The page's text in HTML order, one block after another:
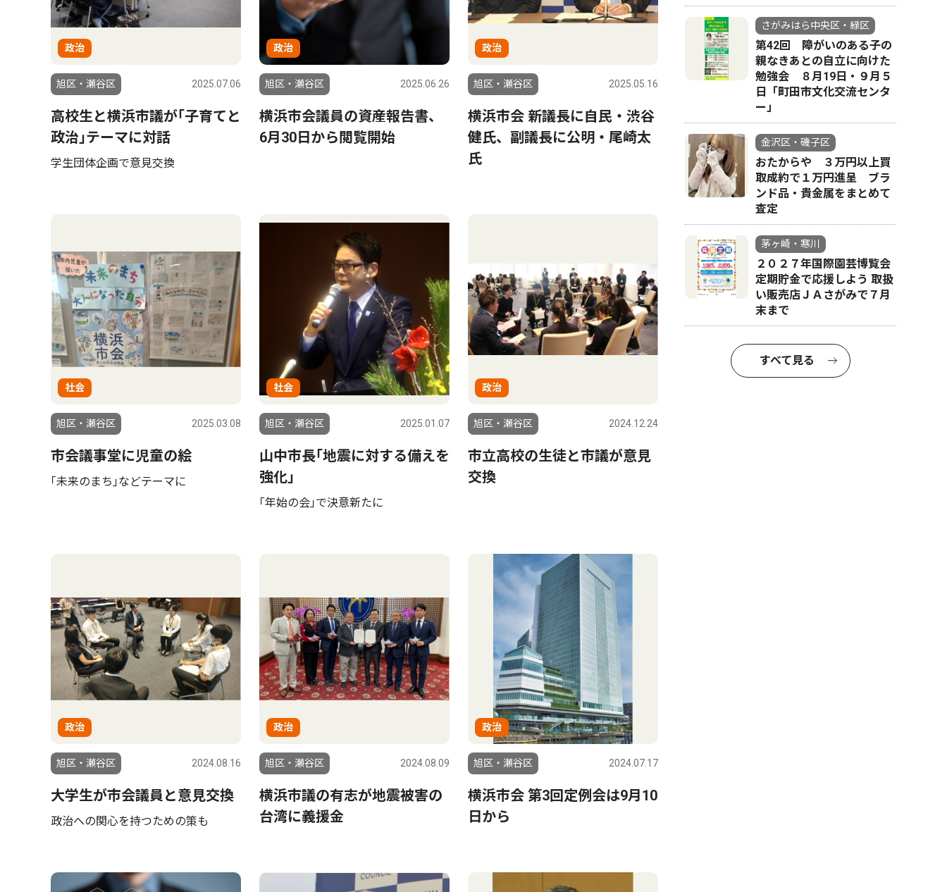
政治
旭区・瀬谷区 2025.07.06
高校生と横浜市議が｢子育てと
政治｣テーマに対話
学生団体企画で意見交換
政治
旭区・瀬谷区 2025.06.26
横浜市会議員の資産報告書、
6月30日から閲覧開始
政治
旭区・瀬谷区 2025.05.16
横浜市会 新議長に自民・渋谷
健氏、副議長に公明・尾崎太
氏
社会
旭区・瀬谷区 2025.03.08
市会議事堂に児童の絵
｢未来のまち｣などテーマに
社会
旭区・瀬谷区 2025.01.07
山中市長｢地震に対する備えを
強化｣
｢年始の会｣で決意新たに
政治
旭区・瀬谷区 2024.12.24
市立高校の生徒と市議が意見
交換
政治
旭区・瀬谷区 2024.08.16
大学生が市会議員と意見交換
政治への関心を持つための策も
政治
旭区・瀬谷区 2024.08.09
横浜市議の有志が地震被害の
台湾に義援金
政治
旭区・瀬谷区 2024.07.17
横浜市会 第3回定例会は9月10
日から
さがみはら中央区・緑区
第42回 障がいのある子の
親なきあとの自立に向けた
勉強会 ８月19日・９月５
日「町田市文化交流センタ
ー」
金沢区・磯子区
おたからや ３万円以上買
取成約で１万円進呈 ブラ
ンド品・貴金属をまとめて
査定
茅ヶ崎・寒川
２０２７年国際園芸博覧会
定期貯金で応援しよう 取扱
い販売店ＪＡさがみで７月
末まで
すべて見る